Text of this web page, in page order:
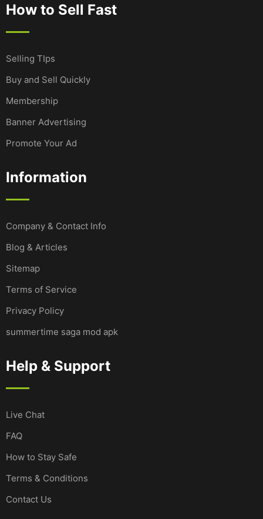
How to Sell Fast
Selling TIps
Buy and Sell Quickly
Membership
Banner Advertising
Promote Your Ad
Information
Company & Contact Info
Blog & Articles
Sitemap
Terms of Service
Privacy Policy
summertime saga mod apk
Help & Support
Live Chat
FAQ
How to Stay Safe
Terms & Conditions
Contact Us